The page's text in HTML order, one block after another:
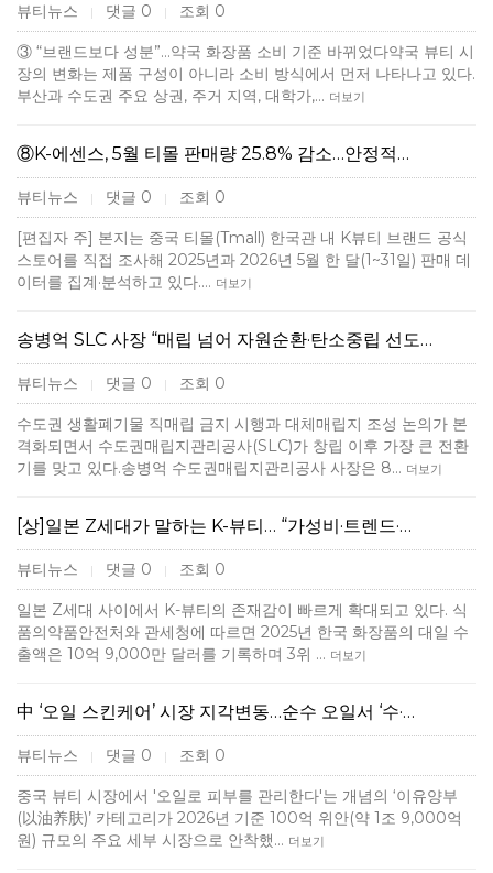
뷰티뉴스 | 댓글 0 | 조회 0
③ “브랜드보다 성분”…약국 화장품 소비 기준 바뀌었다약국 뷰티 시
장의 변화는 제품 구성이 아니라 소비 방식에서 먼저 나타나고 있다.
부산과 수도권 주요 상권, 주거 지역, 대학가,… 더보기
⑧K-에센스, 5월 티몰 판매량 25.8% 감소…안정적…
뷰티뉴스 | 댓글 0 | 조회 0
[편집자 주] 본지는 중국 티몰(Tmall) 한국관 내 K뷰티 브랜드 공식
스토어를 직접 조사해 2025년과 2026년 5월 한 달(1~31일) 판매 데
이터를 집계·분석하고 있다.… 더보기
송병억 SLC 사장 “매립 넘어 자원순환·탄소중립 선도…
뷰티뉴스 | 댓글 0 | 조회 0
수도권 생활폐기물 직매립 금지 시행과 대체매립지 조성 논의가 본
격화되면서 수도권매립지관리공사(SLC)가 창립 이후 가장 큰 전환
기를 맞고 있다.송병억 수도권매립지관리공사 사장은 8… 더보기
[상]일본 Z세대가 말하는 K-뷰티… “가성비·트렌드·…
뷰티뉴스 | 댓글 0 | 조회 0
일본 Z세대 사이에서 K-뷰티의 존재감이 빠르게 확대되고 있다. 식
품의약품안전처와 관세청에 따르면 2025년 한국 화장품의 대일 수
출액은 10억 9,000만 달러를 기록하며 3위 … 더보기
中 ‘오일 스킨케어’ 시장 지각변동…순수 오일서 ‘수·…
뷰티뉴스 | 댓글 0 | 조회 0
중국 뷰티 시장에서 '오일로 피부를 관리한다'는 개념의 ‘이유양부
(以油养肤)’ 카테고리가 2026년 기준 100억 위안(약 1조 9,000억
원) 규모의 주요 세부 시장으로 안착했… 더보기